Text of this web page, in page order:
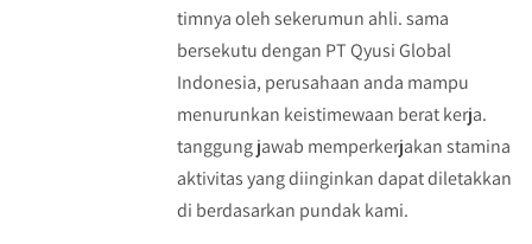
timnya oleh sekerumun ahli. sama
bersekutu dengan PT Qyusi Global
Indonesia, perusahaan anda mampu
menurunkan keistimewaan berat kerja.
tanggung jawab memperkerjakan stamina
aktivitas yang diinginkan dapat diletakkan
di berdasarkan pundak kami.